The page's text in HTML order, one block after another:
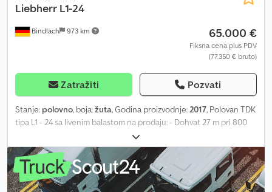
Bindlach 973 km
Liebherr L1-24
65.000 €
Fiksna cena plus PDV
(77.350 € bruto)
Zatražiti Pozvati
Stanje: polovno, boja:žuta, Godina proizvodnje:2017, Polovan TDK
tipa L1 - 24 sa livenim balastom na prodaju: - Dohvat 27 m pri 800
kg - uključuje hidraulično sklopivi vrh - Visina kuke 19 m - Toranj
pune stene - Stacionaran sa piramidalnom bazom - Ploče
protivtereta B (betonski blokovi) 1 set od 2 x 910 kg Dcsdpfx Ahjuu
S I Teqsk - Liveni kontrateg A1 težine 8310 kg (2x4155 kg) - Radio
upravljanje HBC radiomatic FST510TECHNOS.A - SAL 003 izvršen -